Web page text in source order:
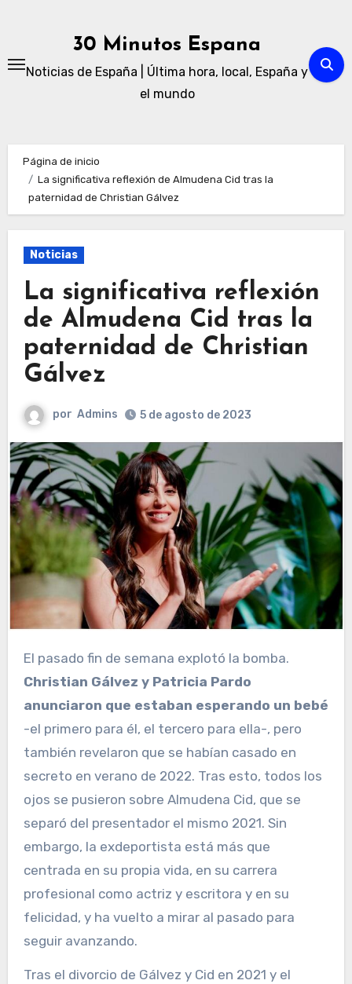
30 Minutos Espana
Noticias de España | Última hora, local, España y
el mundo
Página de inicio
La significativa reflexión de Almudena Cid tras la
paternidad de Christian Gálvez
Noticias
La significativa reflexión
de Almudena Cid tras la
paternidad de Christian
Gálvez
por Admins 5 de agosto de 2023
El pasado fin de semana explotó la bomba.
Christian Gálvez y Patricia Pardo
anunciaron que estaban esperando un bebé
-el primero para él, el tercero para ella-, pero
también revelaron que se habían casado en
secreto en verano de 2022. Tras esto, todos los
ojos se pusieron sobre Almudena Cid, que se
separó del presentador el mismo 2021. Sin
embargo, la exdeportista está más que
centrada en su propia vida, en su carrera
profesional como actriz y escritora y en su
felicidad, y ha vuelto a mirar al pasado para
seguir avanzando.
Tras el divorcio de Gálvez y Cid en 2021 y el